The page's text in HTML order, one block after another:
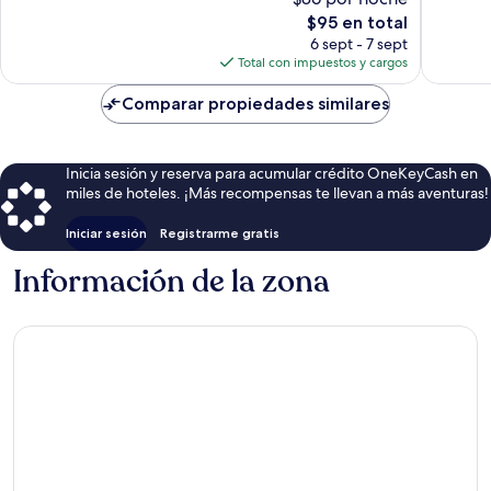
El
precio
actual
es
de
$95
$95 en total
6 sept - 7 sept
Total con impuestos y cargos
Comparar propiedades similares
Inicia sesión y reserva para acumular crédito OneKeyCash en
miles de hoteles. ¡Más recompensas te llevan a más aventuras!
Iniciar sesión Registrarme gratis
Información de la zona